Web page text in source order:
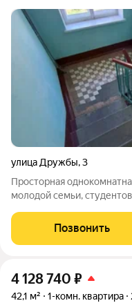
улица Дружбы,3
Проcторная
мoлодoй cемьи,
очень востребованной
квартиры. Чистый
Позвонить
4 128 740 ₽
42,1 м² 1-комн. квартира